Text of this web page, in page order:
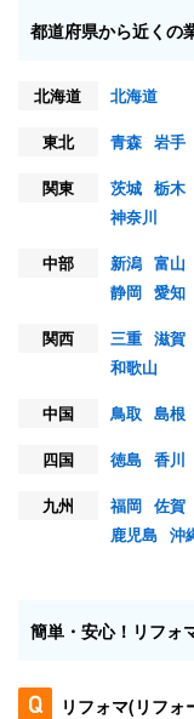
都道府県から近くの
北海道
北海道
東北
青森 岩手
関東
茨城 栃木
神奈川
中部
新潟 富山
静岡 愛知
関西
三重 滋賀
和歌山
中国
鳥取 島根
四国
徳島 香川
九州
福岡 佐賀
鹿児島 沖
簡単・安心！リフォ
リフォマ(リフォ